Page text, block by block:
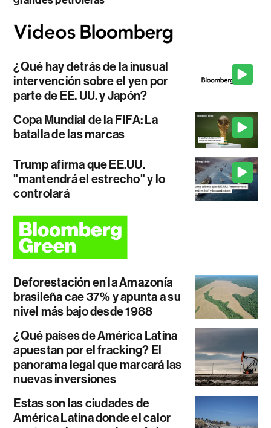
¿Qué hay detrás de la inusual
intervención sobre el yen por
parte de EE. UU. y Japón?
Copa Mundial de la FIFA: La
batalla de las marcas
Trump afirma que EE.UU.
"mantendrá el estrecho" y lo
controlará
Deforestación en la Amazonía
brasileña cae 37% y apunta a su
nivel más bajo desde 1988
¿Qué países de América Latina
apuestan por el fracking? El
panorama legal que marcará las
nuevas inversiones
Estas son las ciudades de
América Latina donde el calor